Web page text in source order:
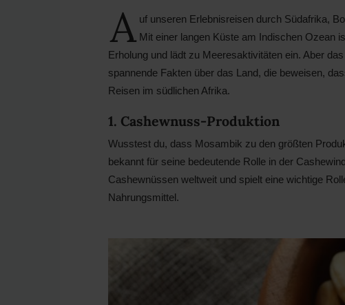
A uf unseren Erlebnisreisen durch Südafrika,
Mit einer langen Küste am Indischen Ozean
Erholung und lädt zu Meeresaktivitäten ein. Aber
spannende Fakten über das Land, die beweisen,
Reisen im südlichen Afrika.
1. Cashewnuss-Produktion
Wusstest du, dass Mosambik zu den größten
bekannt für seine bedeutende Rolle in der
Cashewnüssen weltweit und spielt eine wichtige
Nahrungsmittel.